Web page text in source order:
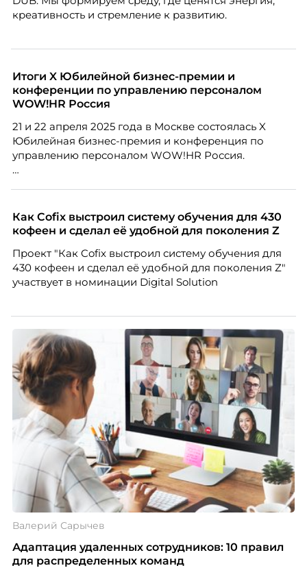
креативность и стремление к развитию.
Итоги X Юбилейной бизнес-премии и
конференции по управлению персоналом
WOW!HR Россия
21 и 22 апреля 2025 года в Москве состоялась X
Юбилейная бизнес-премия и конференция по
управлению персоналом WOW!HR Россия.
номинантов и гостей мероприятия.
Как Cofix выстроил систему обучения для 430
кофеен и сделал её удобной для поколения Z
Проект "Как Cofix выстроил систему обучения для
430 кофеен и сделал её удобной для поколения Z"
участвует в номинации Digital Solution
Валерий Сарычев
Адаптация удаленных сотрудников: 10 правил
для распределенных команд